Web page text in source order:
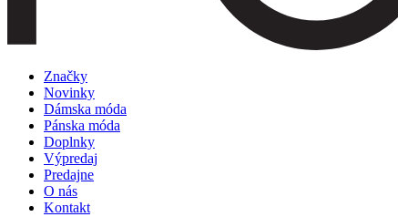
Značky
Novinky
Dámska móda
Pánska móda
Doplnky
Výpredaj
Predajne
O nás
Kontakt